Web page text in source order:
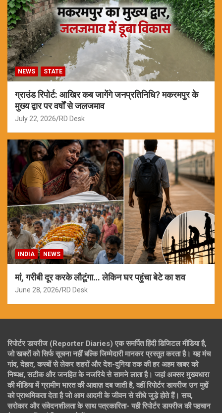
NEWS STATE
ग्राउंड रिपोर्ट: आखिर कब जागेंगे जनप्रतिनिधि? मकरमपुर के
मुख्य द्वार पर वर्षों से जलजमाव
July 22, 2026 RD Desk
INDIA NEWS
मां, गरीबी दूर करके लौटूंगा… लेकिन घर पहुंचा बेटे का शव
June 28, 2026 RD Desk
रिपोर्टर डायरीज (Reporter Diaries) एक समर्पित हिंदी डिजिटल मीडिया है,
जो खबरों को सिर्फ सूचना नहीं बल्कि जिम्मेदारी मानकर प्रस्तुत करता है। यह मंच
गांव, देहात, कस्बों से लेकर शहरों और देश-दुनिया तक की हर अहम खबर को
निष्पक्ष, सटीक और जनहित के नजरिये से सामने लाता है। जहां अक्सर मुख्यधारा
की मीडिया में ग्रामीण भारत की आवाज़ दब जाती है, वहीं रिपोर्टर डायरीज उन मुद्दों
को प्राथमिकता देता है जो आम आदमी के जीवन से सीधे जुड़े होते हैं। सच,
सरोकार और संवेदनशीलता के साथ पत्रकारिता- यही रिपोर्टर डायरीज की पहचान